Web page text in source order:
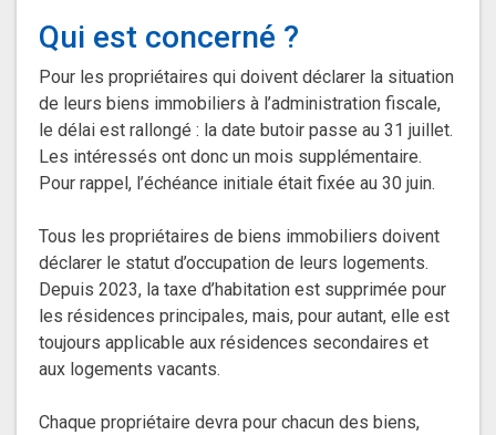
Qui est concerné ?
Pour les propriétaires qui doivent déclarer la situation
de leurs biens immobiliers à l’administration fiscale,
le délai est rallongé : la date butoir passe au 31 juillet.
Les intéressés ont donc un mois supplémentaire.
Pour rappel, l’échéance initiale était fixée au 30 juin.
Tous les propriétaires de biens immobiliers doivent
déclarer le statut d’occupation de leurs logements.
Depuis 2023, la taxe d’habitation est supprimée pour
les résidences principales, mais, pour autant, elle est
toujours applicable aux résidences secondaires et
aux logements vacants.
Chaque propriétaire devra pour chacun des biens,